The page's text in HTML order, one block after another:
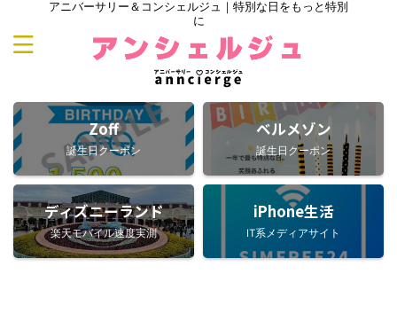
アニバーサリー＆コンシェルジュ｜特別な日をもっと特別
に
Zoff
誕生日クーポン
ベルメゾン
誕生日クーポン
ディズニーランド
楽天モバイル速度実測
iPhone生活
IT系メディアサイト